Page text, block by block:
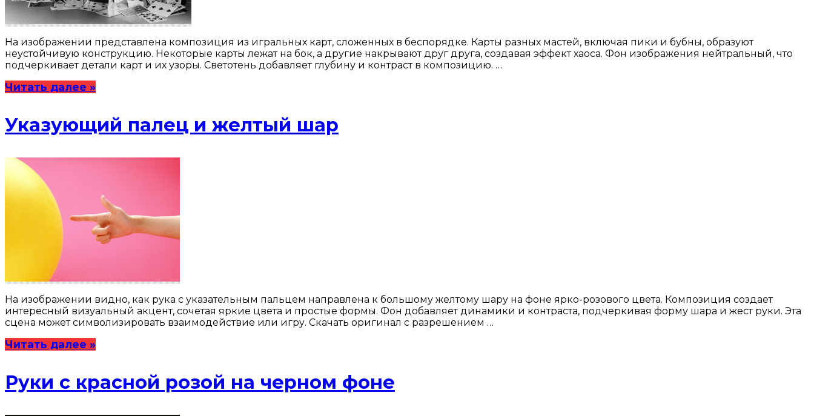
На изображении представлена композиция из игральных карт, сложенных в беспорядке. Карты разных мастей, включая пики и бубны, образуют
неустойчивую конструкцию. Некоторые карты лежат на бок, а другие накрывают друг друга, создавая эффект хаоса. Фон изображения нейтральный, что
подчеркивает детали карт и их узоры. Светотень добавляет глубину и контраст в композицию. …
Читать далее »
Указующий палец и желтый шар
На изображении видно, как рука с указательным пальцем направлена к большому желтому шару на фоне ярко-розового цвета. Композиция создает
интересный визуальный акцент, сочетая яркие цвета и простые формы. Фон добавляет динамики и контраста, подчеркивая форму шара и жест руки. Эта
сцена может символизировать взаимодействие или игру. Скачать оригинал с разрешением …
Читать далее »
Руки с красной розой на черном фоне